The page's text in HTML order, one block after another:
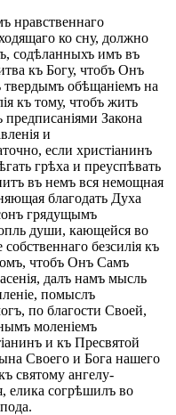
нравственнаго
ко сну, должно
содѣланныхъ имъ въ
къ Богу, чтобъ Онъ
обѣщаніемъ на
къ тому, чтобъ жить
Закона
и
если христіанинъ
грѣха и преуспѣвать
въ немъ вся немощная
благодать Духа
грядущымъ
души, кающейся во
безсилія къ
чтобъ Онъ Самъ
далъ намъ мысль
помыслъ
по благости Своей,
моленіемъ
и къ Пресвятой
Своего и Бога нашего
святому ангелу-
елика согрѣшилъ во